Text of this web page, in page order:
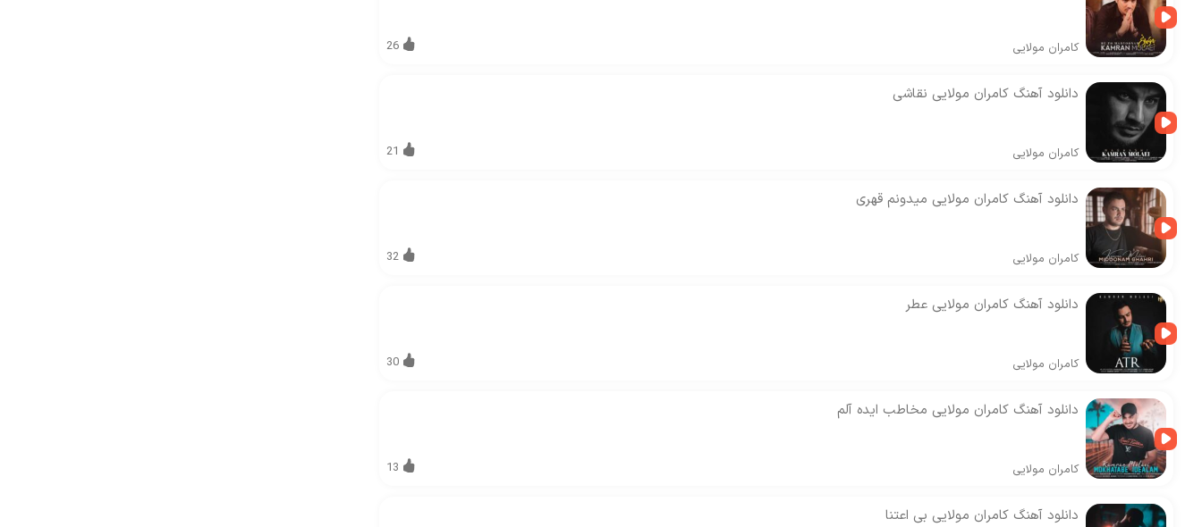
کامران مولایی 26
دانلود آهنگ کامران مولایی نقاشی
کامران مولایی 21
دانلود آهنگ کامران مولایی میدونم قهری
کامران مولایی 32
دانلود آهنگ کامران مولایی عطر
کامران مولایی 30
دانلود آهنگ کامران مولایی مخاطب ایده آلم
کامران مولایی 13
دانلود آهنگ کامران مولایی بی اعتنا